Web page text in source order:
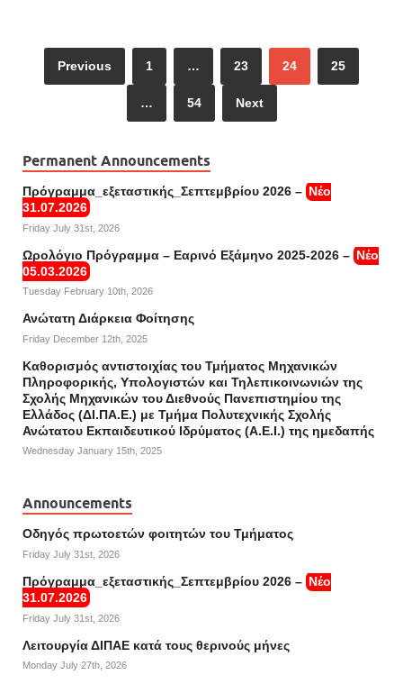
Previous 1 … 23 24 25
… 54 Next
Permanent Announcements
Πρόγραμμα_εξεταστικής_Σεπτεμβρίου 2026 – Νέο
31.07.2026
Friday July 31st, 2026
Ωρολόγιο Πρόγραμμα – Εαρινό Εξάμηνο 2025-2026 – Νέο
05.03.2026
Tuesday February 10th, 2026
Ανώτατη Διάρκεια Φοίτησης
Friday December 12th, 2025
Καθορισμός αντιστοιχίας του Τμήματος Μηχανικών
Πληροφορικής, Υπολογιστών και Τηλεπικοινωνιών της
Σχολής Μηχανικών του Διεθνούς Πανεπιστημίου της
Ελλάδος (ΔΙ.ΠΑ.Ε.) με Τμήμα Πολυτεχνικής Σχολής
Ανώτατου Εκπαιδευτικού Ιδρύματος (Α.Ε.Ι.) της ημεδαπής
Wednesday January 15th, 2025
Announcements
Οδηγός πρωτοετών φοιτητών του Τμήματος
Friday July 31st, 2026
Πρόγραμμα_εξεταστικής_Σεπτεμβρίου 2026 – Νέο
31.07.2026
Friday July 31st, 2026
Λειτουργία ΔΙΠΑΕ κατά τους θερινούς μήνες
Monday July 27th, 2026